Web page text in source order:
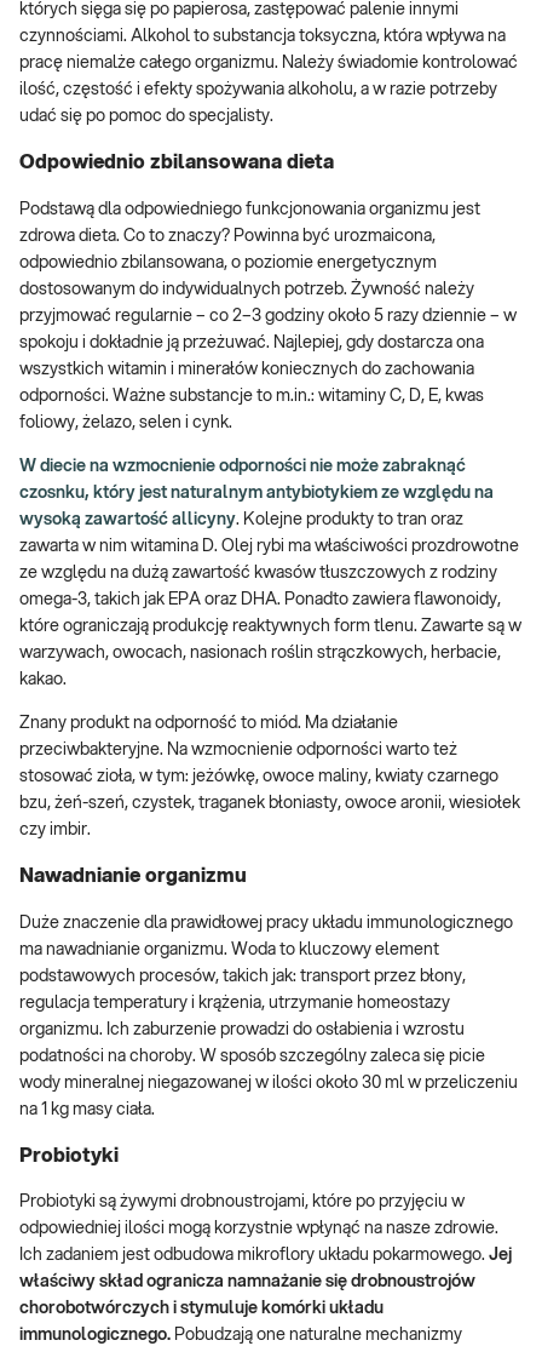
których sięga się po papierosa, zastępować palenie innymi
czynnościami. Alkohol to substancja toksyczna, która wpływa na
pracę niemalże całego organizmu. Należy świadomie kontrolować
ilość, częstość i efekty spożywania alkoholu, a w razie potrzeby
udać się po pomoc do specjalisty.
Odpowiednio zbilansowana dieta
Podstawą dla odpowiedniego funkcjonowania organizmu jest
zdrowa dieta. Co to znaczy? Powinna być urozmaicona,
odpowiednio zbilansowana, o poziomie energetycznym
dostosowanym do indywidualnych potrzeb. Żywność należy
przyjmować regularnie – co 2–3 godziny około 5 razy dziennie – w
spokoju i dokładnie ją przeżuwać. Najlepiej, gdy dostarcza ona
wszystkich witamin i minerałów koniecznych do zachowania
odporności. Ważne substancje to m.in.: witaminy C, D, E, kwas
foliowy, żelazo, selen i cynk.
W diecie na wzmocnienie odporności nie może zabraknąć
czosnku, który jest naturalnym antybiotykiem ze względu na
wysoką zawartość allicyny. Kolejne produkty to tran oraz
zawarta w nim witamina D. Olej rybi ma właściwości prozdrowotne
ze względu na dużą zawartość kwasów tłuszczowych z rodziny
omega-3, takich jak EPA oraz DHA. Ponadto zawiera flawonoidy,
które ograniczają produkcję reaktywnych form tlenu. Zawarte są w
warzywach, owocach, nasionach roślin strączkowych, herbacie,
kakao.
Znany produkt na odporność to miód. Ma działanie
przeciwbakteryjne. Na wzmocnienie odporności warto też
stosować zioła, w tym: jeżówkę, owoce maliny, kwiaty czarnego
bzu, żeń-szeń, czystek, traganek błoniasty, owoce aronii, wiesiołek
czy imbir.
Nawadnianie organizmu
Duże znaczenie dla prawidłowej pracy układu immunologicznego
ma nawadnianie organizmu. Woda to kluczowy element
podstawowych procesów, takich jak: transport przez błony,
regulacja temperatury i krążenia, utrzymanie homeostazy
organizmu. Ich zaburzenie prowadzi do osłabienia i wzrostu
podatności na choroby. W sposób szczególny zaleca się picie
wody mineralnej niegazowanej w ilości około 30 ml w przeliczeniu
na 1 kg masy ciała.
Probiotyki
Probiotyki są żywymi drobnoustrojami, które po przyjęciu w
odpowiedniej ilości mogą korzystnie wpłynąć na nasze zdrowie.
Ich zadaniem jest odbudowa mikroflory układu pokarmowego. Jej
właściwy skład ogranicza namnażanie się drobnoustrojów
chorobotwórczych i stymuluje komórki układu
immunologicznego. Pobudzają one naturalne mechanizmy